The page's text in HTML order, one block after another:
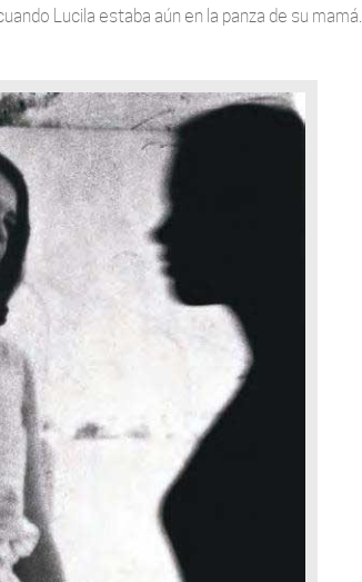
Lucila estaba aún en la panza de su mamá.